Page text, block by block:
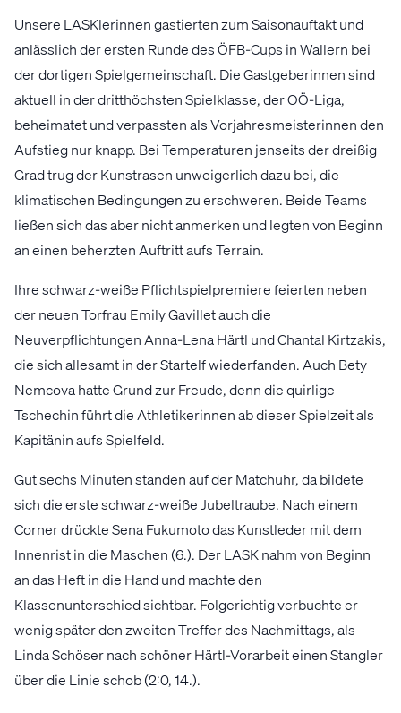
Unsere LASKlerinnen gastierten zum Saisonauftakt und
anlässlich der ersten Runde des ÖFB-Cups in Wallern bei
der dortigen Spielgemeinschaft. Die Gastgeberinnen sind
aktuell in der dritthöchsten Spielklasse, der OÖ-Liga,
beheimatet und verpassten als Vorjahresmeisterinnen den
Aufstieg nur knapp. Bei Temperaturen jenseits der dreißig
Grad trug der Kunstrasen unweigerlich dazu bei, die
klimatischen Bedingungen zu erschweren. Beide Teams
ließen sich das aber nicht anmerken und legten von Beginn
an einen beherzten Auftritt aufs Terrain.
Ihre schwarz-weiße Pflichtspielpremiere feierten neben
der neuen Torfrau Emily Gavillet auch die
Neuverpflichtungen Anna-Lena Härtl und Chantal Kirtzakis,
die sich allesamt in der Startelf wiederfanden. Auch Bety
Nemcova hatte Grund zur Freude, denn die quirlige
Tschechin führt die Athletikerinnen ab dieser Spielzeit als
Kapitänin aufs Spielfeld.
Gut sechs Minuten standen auf der Matchuhr, da bildete
sich die erste schwarz-weiße Jubeltraube. Nach einem
Corner drückte Sena Fukumoto das Kunstleder mit dem
Innenrist in die Maschen (6.). Der LASK nahm von Beginn
an das Heft in die Hand und machte den
Klassenunterschied sichtbar. Folgerichtig verbuchte er
wenig später den zweiten Treffer des Nachmittags, als
Linda Schöser nach schöner Härtl-Vorarbeit einen Stangler
über die Linie schob (2:0, 14.).